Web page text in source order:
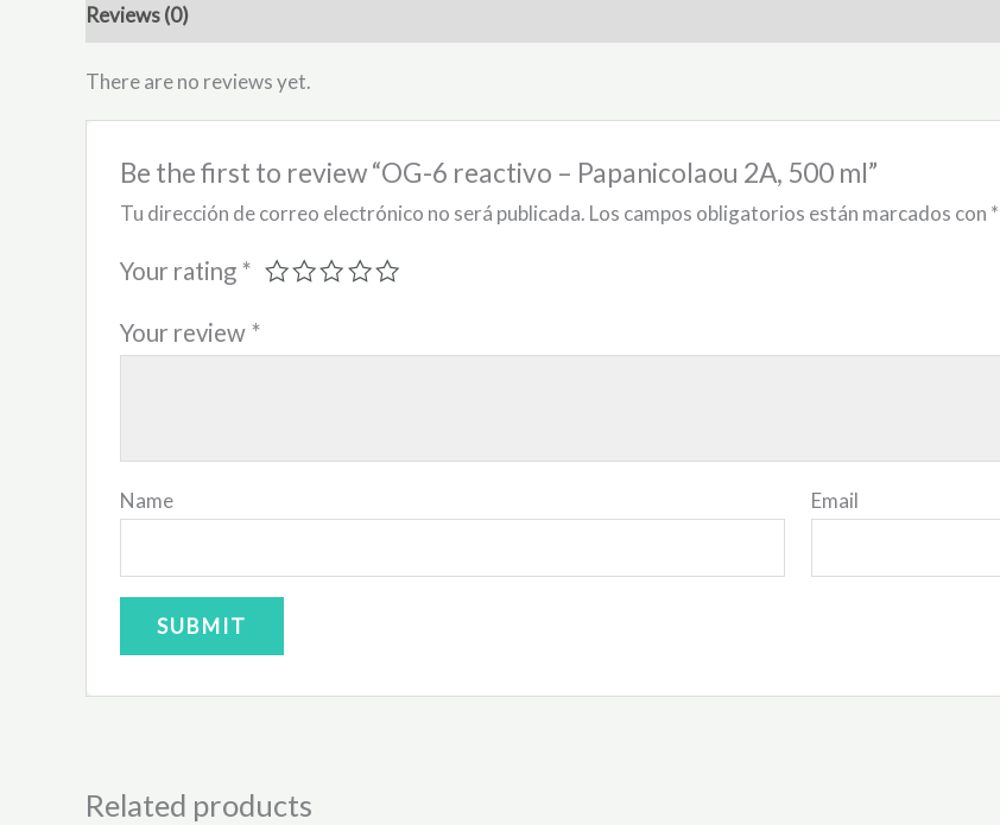
Reviews (0)
There are no reviews yet.
Be the first to review “OG-6 reactivo – Papanicolaou 2A, 500 ml”
Tu dirección de correo electrónico no será publicada. Los campos obligatorios están marcados con *
Your rating *
Your review *
Name Email
Related products